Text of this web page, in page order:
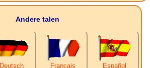
Andere talen
Deutsch Français Español